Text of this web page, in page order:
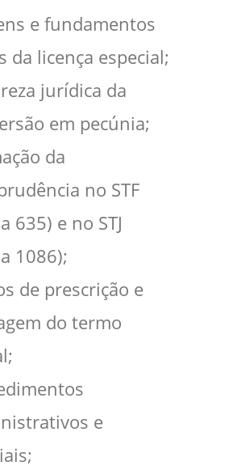
e fundamentos
da licença especial;
jurídica da
em pecúnia;
da
no STF
635) e no STJ
1086);
de prescrição e
do termo
e